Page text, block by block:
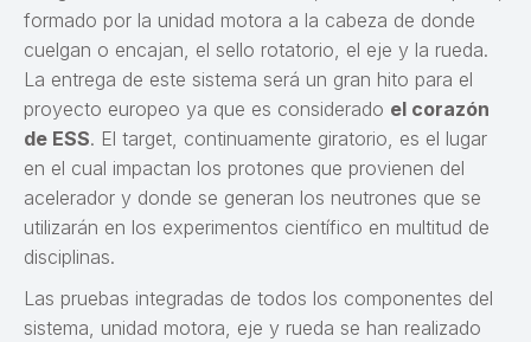
formado por la unidad motora a la cabeza de donde
cuelgan o encajan, el sello rotatorio, el eje y la rueda.
La entrega de este sistema será un gran hito para el
proyecto europeo ya que es considerado el corazón
de ESS. El target, continuamente giratorio, es el lugar
en el cual impactan los protones que provienen del
acelerador y donde se generan los neutrones que se
utilizarán en los experimentos científico en multitud de
disciplinas.
Las pruebas integradas de todos los componentes del
sistema, unidad motora, eje y rueda se han realizado